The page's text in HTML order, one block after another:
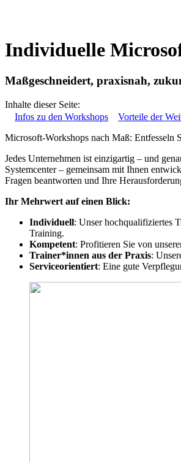
Individuelle
Maßgeschneidert, praxisnah,
Inhalte dieser Seite:
Infos zu den Workshops
Vorteile der
Microsoft-Workshops nach Maß: Entfesseln
Jedes Unternehmen ist einzigartig – und
Systemcenter – gemeinsam mit Ihnen
Fragen beantworten und Ihre
Ihr Mehrwert auf einen Blick:
Individuell: Unser hochqualifiziertes
Training.
Kompetent: Profitieren Sie von
Trainer*innen aus der Praxis:
Serviceorientiert: Eine gute